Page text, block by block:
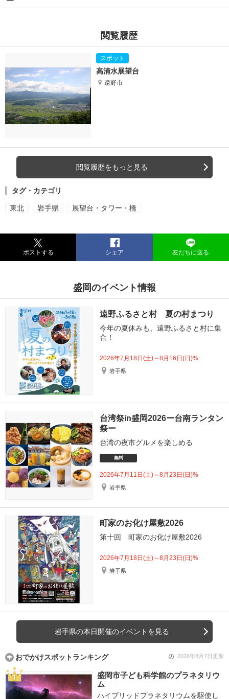
閲覧履歴
高清水展望台
遠野市
閲覧履歴をもっと見る
タグ・カテゴリ
東北 岩手県 展望台・タワー・橋
ポストする シェア 友だちに送る
盛岡のイベント情報
遠野ふるさと村 夏の村まつり
今年の夏休みも、遠野ふるさと村に集
合！
2026年7月18日(土)～8月16日(日)%
岩手県
台湾祭in盛岡2026ー台南ランタン
祭ー
台湾の夜市グルメを楽しめる
無料
2026年7月11日(土)～8月23日(日)%
岩手県
町家のお化け屋敷2026
第十回 町家のお化け屋敷2026
2026年7月18日(土)～8月23日(日)%
岩手県
岩手県の本日開催のイベントを見る
おでかけスポットランキング 2026年8月7日更新
盛岡市子ども科学館のプラネタリウ
ム
ハイブリッドプラネタリウムを駆使し